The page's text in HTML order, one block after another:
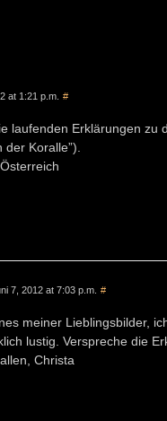
at 1:21 p.m. #
laufenden Erklärungen zu
der Koralle”).
7, 2012 at 7:03 p.m. #
meiner Lieblingsbilder,
lustig. Verspreche die
Christa